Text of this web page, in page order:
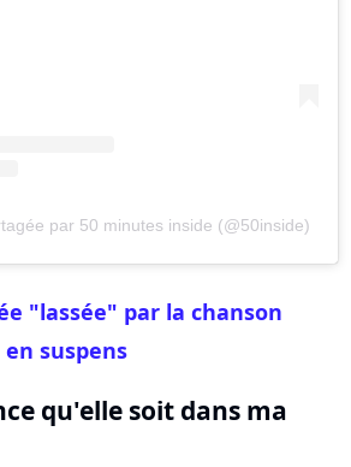
par 50 minutes inside (@50inside)
"lassée" par la chanson
suspens
qu'elle soit dans ma